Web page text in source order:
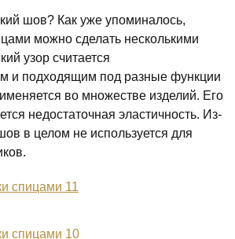
шов? Как уже упоминалось,
можно сделать несколькими
узор считается
и подходящим под разные функции
во множестве изделий. Его
недостаточная эластичность. Из-
в целом не используется для